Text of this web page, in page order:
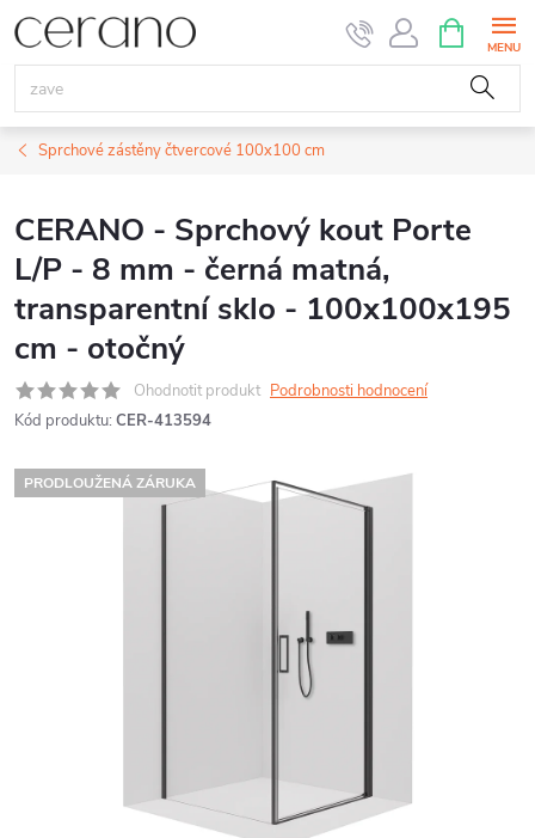
Přejít
na
obsah
NÁKUPNÍ
KOŠÍK
Sprchové zástěny čtvercové 100x100 cm
CERANO - Sprchový kout Porte
L/P - 8 mm - černá matná,
transparentní sklo - 100x100x195
cm - otočný
Ohodnotit produkt Podrobnosti hodnocení
Kód produktu: CER-413594
PRODLOUŽENÁ ZÁRUKA